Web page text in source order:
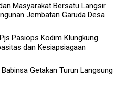
Masyarakat Bersatu Langsir
Jembatan Garuda Desa
Pasiops Kodim Klungkung
dan Kesiapsiagaan
Getakan Turun Langsung